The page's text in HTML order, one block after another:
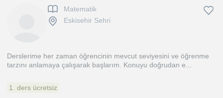
Matematik
Eskisehir Sehri
Derslerime her zaman öğrencinin mevcut seviyesini ve öğrenme
tarzını anlamaya çalışarak başlarım. Konuyu doğrudan e...
1. ders ücretsiz